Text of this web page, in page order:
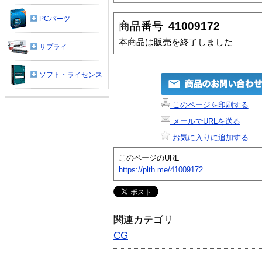
商品番号 41009172
本商品は販売を終了しました
このページを印刷する
メールでURLを送る
お気に入りに追加する
このページのURL
https://plth.me/41009172
関連カテゴリ
CG
PCパーツ
サプライ
ソフト・ライセンス